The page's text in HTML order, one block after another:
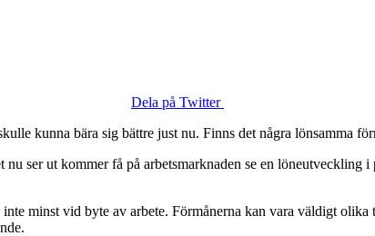
Dela på Twitter
kunna bära sig bättre just nu. Finns det några lönsamma
ser ut kommer få på arbetsmarknaden se en löneutveckling
minst vid byte av arbete. Förmånerna kan vara väldigt